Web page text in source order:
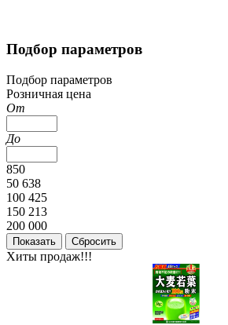
Подбор параметров
Подбор параметров
Розничная цена
От
До
850
50 638
100 425
150 213
200 000
Хиты продаж!!!